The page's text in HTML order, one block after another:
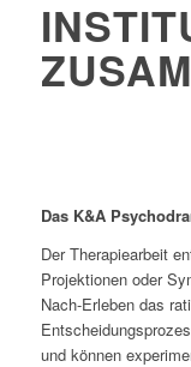
Das K&A
Der Therapiearbeit
Projektionen oder
Nach-Erleben das
und können